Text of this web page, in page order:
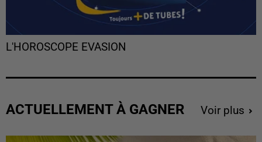
L'HOROSCOPE EVASION
ACTUELLEMENT À GAGNER Voir plus